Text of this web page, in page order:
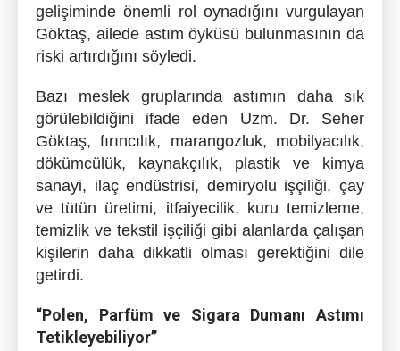
gelişiminde önemli rol oynadığını vurgulayan
Göktaş, ailede astım öyküsü bulunmasının da
riski artırdığını söyledi.
Bazı meslek gruplarında astımın daha sık
görülebildiğini ifade eden Uzm. Dr. Seher
Göktaş, fırıncılık, marangozluk, mobilyacılık,
dökümcülük, kaynakçılık, plastik ve kimya
sanayi, ilaç endüstrisi, demiryolu işçiliği, çay
ve tütün üretimi, itfaiyecilik, kuru temizleme,
temizlik ve tekstil işçiliği gibi alanlarda çalışan
kişilerin daha dikkatli olması gerektiğini dile
getirdi.
“Polen, Parfüm ve Sigara Dumanı Astımı
Tetikleyebiliyor”